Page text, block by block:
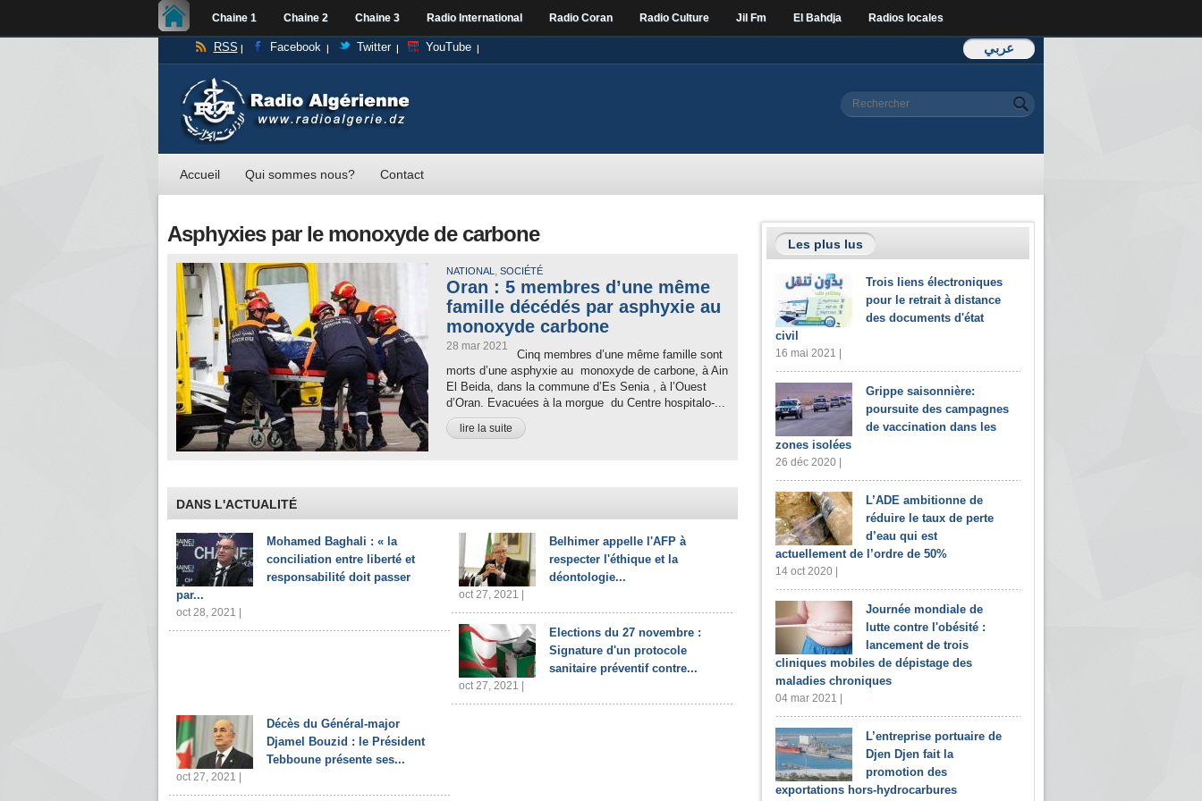
Chaine 1 Chaine 2 Chaine 3 Radio International Radio Coran Radio Culture Jil Fm El Bahdja Radios locales
عربي RSS Facebook Twitter YouTube
Formulaire de
Rechercher
Accueil Qui sommes nous? Contact
Asphyxies par le monoxyde de carbone
NATIONAL , SOCIÉTÉ
Oran : 5 membres d’une même
famille décédés par asphyxie au
monoxyde carbone
28 mar 2021
Cinq membres d’une même famille sont
morts d’une asphyxie au monoxyde de carbone, à Ain
El Beida, dans la commune d’Es Senia , à l’Ouest
d’Oran. Evacuées à la morgue du Centre hospitalo-...
lire la suite
DANS L'ACTUALITÉ
Mohamed Baghali : « la
conciliation entre liberté et
responsabilité doit passer
par...
oct 28, 2021 |
Belhimer appelle l'AFP à
respecter l'éthique et la
déontologie...
oct 27, 2021 |
Elections du 27 novembre :
Signature d'un protocole
sanitaire préventif contre...
oct 27, 2021 |
Décès du Général-major
Djamel Bouzid : le Président
Tebboune présente ses...
oct 27, 2021 |
Les plus lus
Trois liens électroniques
pour le retrait à distance
des documents d'état
civil
16 mai 2021 |
Grippe saisonnière:
poursuite des campagnes
de vaccination dans les
zones isolées
26 déc 2020 |
L’ADE ambitionne de
réduire le taux de perte
d’eau qui est
actuellement de l’ordre de 50%
14 oct 2020 |
Journée mondiale de
lutte contre l'obésité :
lancement de trois
cliniques mobiles de dépistage des
maladies chroniques
04 mar 2021 |
L’entreprise portuaire de
Djen Djen fait la
promotion des
exportations hors-hydrocarbures